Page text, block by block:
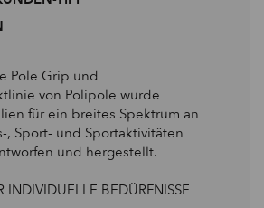
Pole Grip und
von Polipole wurde
für ein breites Spektrum an
, Sport- und Sportaktivitäten
und hergestellt.
INDIVIDUELLE BEDÜRFNISSE